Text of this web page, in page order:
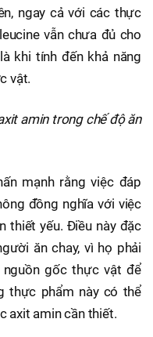
ngay cả với các thực
vẫn chưa đủ cho
khi tính đến khả năng
vật.
amin trong chế độ ăn
mạnh rằng việc đáp
đồng nghĩa với việc
thiết yếu. Điều này đặc
ăn chay, vì họ phải
gốc thực vật để
thực phẩm này có thể
axit amin cần thiết.